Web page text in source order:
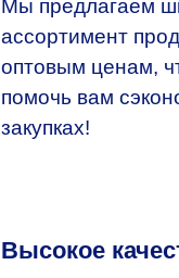
Мы предлагаем
ассортимент
оптовым ценам,
помочь вам
закупках!
Высокое